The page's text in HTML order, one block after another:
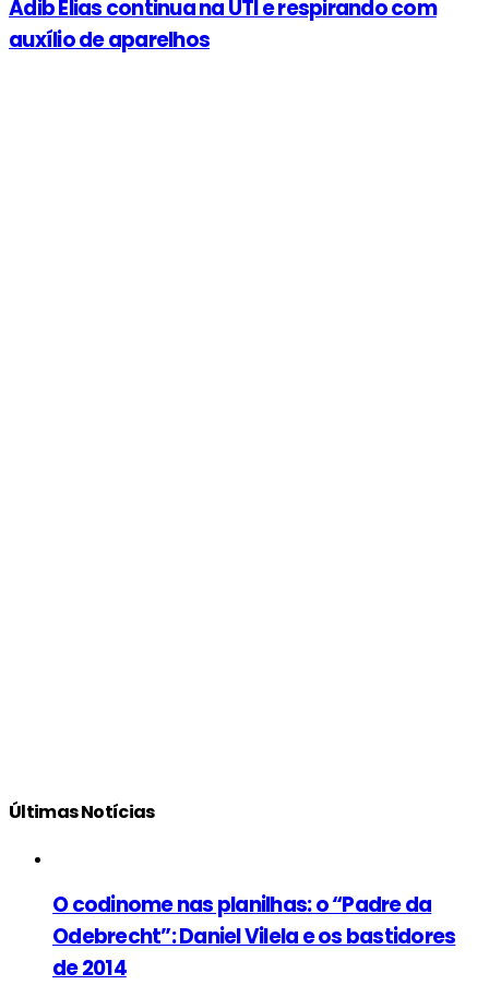
Adib Elias continua na UTI e respirando com
auxílio de aparelhos
Últimas Notícias
O codinome nas planilhas: o “Padre da
Odebrecht”: Daniel Vilela e os bastidores
de 2014